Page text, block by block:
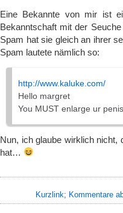
Eine Bekannte von mir ist
Bekanntschaft mit der
Spam hat sie gleich an ihrer
Spam lautete nämlich so:
http://www.kaluke.com/
Hello margret
You MUST enlarge ur
Nun, ich glaube wirklich nicht,
hat…
Kurzlink; Kommentare